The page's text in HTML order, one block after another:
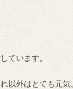
ています。
以外はとても元気